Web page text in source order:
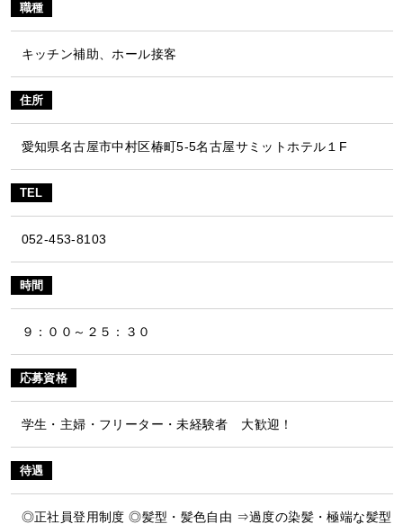
職種
キッチン補助、ホール接客
住所
愛知県名古屋市中村区椿町5-5名古屋サミットホテル１F
TEL
052-453-8103
時間
９：００～２５：３０
応募資格
学生・主婦・フリーター・未経験者 大歓迎！
待遇
◎正社員登用制度 ◎髪型・髪色自由 ⇒過度の染髪・極端な髪型